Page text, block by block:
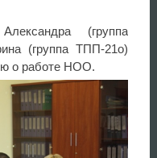
(группа
(группа ТПП-21о)
о работе НОО.